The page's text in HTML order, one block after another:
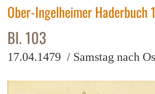
Ober-Ingelheimer Haderbuch
Bl. 103
17.04.1479 / Samstag nach